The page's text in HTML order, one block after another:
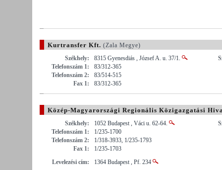
Kurtransfer Kft. (Zala Megye)
Székhely:
8315 Gyenesdiás , József A. u. 37/1.
Telefonszám 1:
83/312-365
Telefonszám 2:
83/514-515
Fax 1:
83/312-365
Közép-Magyarországi Regionális Közigazgatási
Székhely:
1052 Budapest , Váci u. 62-64.
Telefonszám 1:
1/235-1700
Telefonszám 2:
1/318-3933, 1/235-1793
Fax 1:
1/235-1703
Levelezési cím:
1364 Budapest , Pf. 234